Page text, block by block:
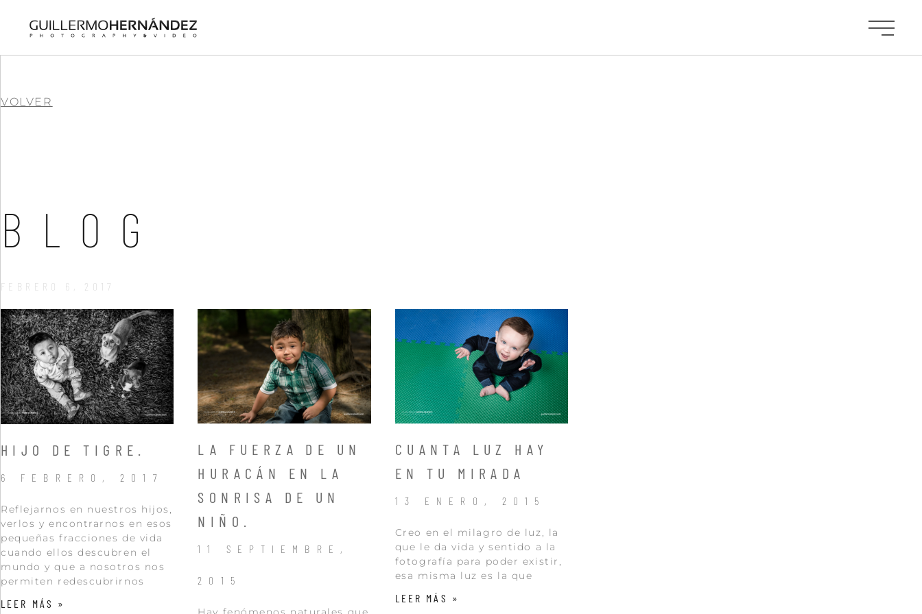
VOLVER
BLOG
FEBRERO 6, 2017
HIJO DE TIGRE.
6 FEBRERO, 2017
Reflejarnos en nuestros hijos,
verlos y encontrarnos en esos
pequeñas fracciones de vida
cuando ellos descubren el
mundo y que a nosotros nos
permiten redescubrirnos
LEER MÁS »
LA FUERZA DE UN
HURACÁN EN LA
SONRISA DE UN
NIÑO.
11 SEPTIEMBRE,
2015
CUANTA LUZ HAY
EN TU MIRADA
13 ENERO, 2015
Creo en el milagro de luz, la
que le da vida y sentido a la
fotografía para poder existir,
esa misma luz es la que
LEER MÁS »